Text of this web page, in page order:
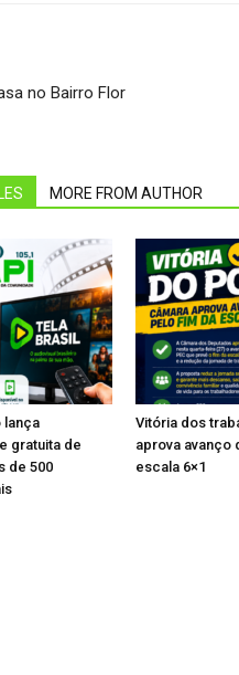
no Bairro Flor
MORE FROM AUTHOR
lança
gratuita de
de 500
Vitória dos
aprova avanço
escala 6×1